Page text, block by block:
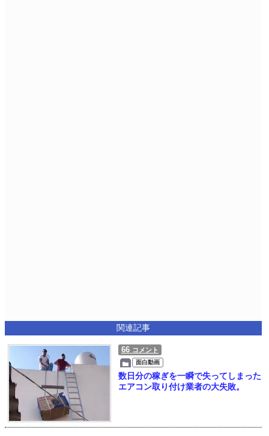
関連記事
66 コメント
面白動画
数日分の稼ぎを一瞬で失ってしまった
エアコン取り付け業者の大失敗。